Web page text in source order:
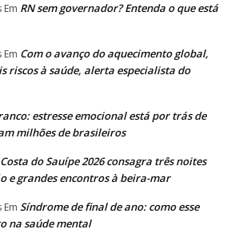
Em RN sem governador? Entenda o que está
Em Com o avanço do aquecimento global,
riscos à saúde, alerta especialista do
estresse emocional está por trás de
milhões de brasileiros
do Sauípe 2026 consagra três noites
e grandes encontros à beira-mar
Em Síndrome de final de ano: como esse
na saúde mental